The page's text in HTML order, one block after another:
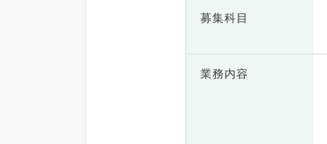
募集科目
業務内容